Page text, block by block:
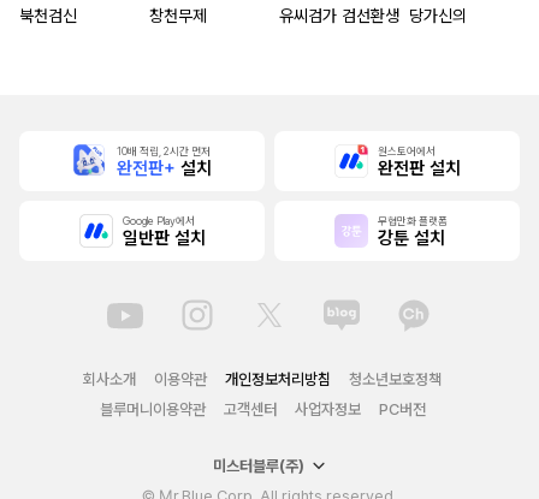
북천검신 창천무제 유씨검가 검선환생 당가신의
10배 적립, 2시간 먼저
완전판+ 설치
원스토어에서
완전판 설치
Google Play에서
일반판 설치
무협만화 플랫폼
강툰 설치
회사소개 이용약관 개인정보처리방침
청소년보호정책
블루머니이용약관
고객센터 사업자정보 PC버전
미스터블루(주)